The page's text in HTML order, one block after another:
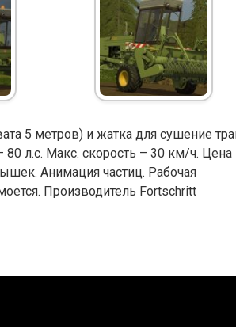
5 метров) и жатка для сушение
80 л.с. Макс. скорость – 30 км/ч. Цена
Анимация частиц. Рабочая
Производитель Fortschritt